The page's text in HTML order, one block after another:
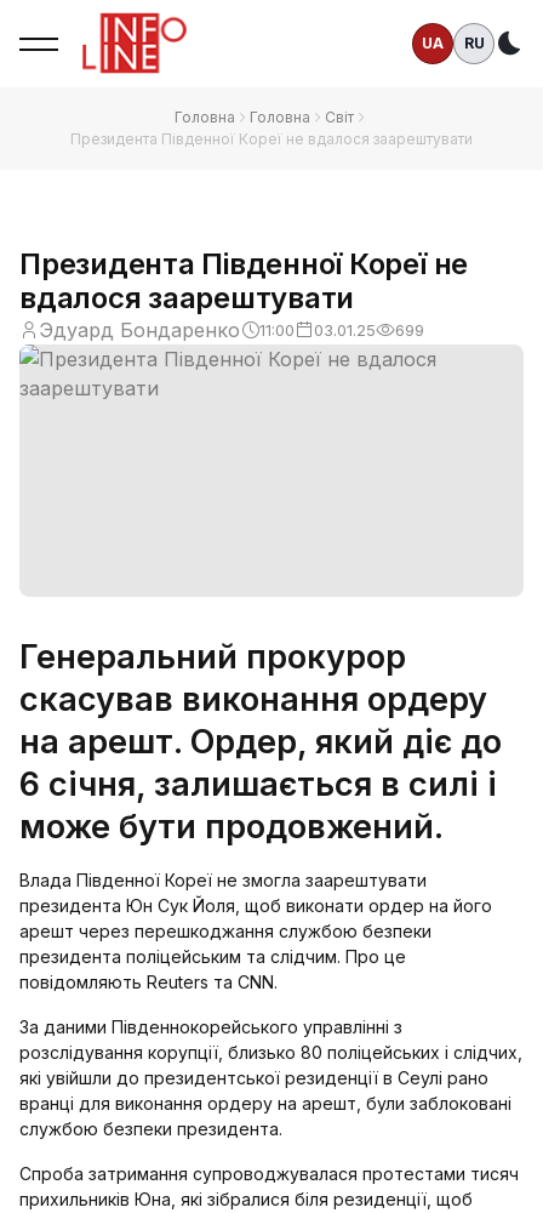
UA RU
Головна Головна
Світ
Президента Південної Кореї не вдалося заарештувати
Президента Південної Кореї не
вдалося заарештувати
Эдуард Бондаренко 11:00 03.01.25 699
Генеральний прокурор
скасував виконання ордеру
на арешт. Ордер, який діє до
6 січня, залишається в силі і
може бути продовжений.
Влада Південної Кореї не змогла заарештувати
президента Юн Сук Йоля, щоб виконати ордер на його
арешт через перешкоджання службою безпеки
президента поліцейським та слідчим. Про це
повідомляють Reuters та CNN.
За даними Південнокорейського управлінні з
розслідування корупції, близько 80 поліцейських і слідчих,
які увійшли до президентської резиденції в Сеулі рано
вранці для виконання ордеру на арешт, були заблоковані
службою безпеки президента.
Спроба затримання супроводжувалася протестами тисяч
прихильників Юна, які зібралися біля резиденції, щоб